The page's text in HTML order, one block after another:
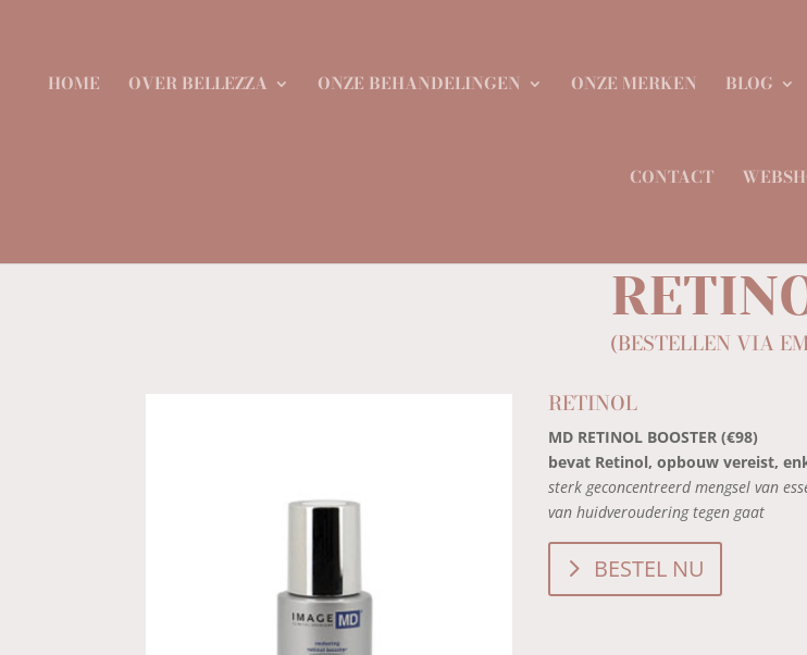
HOME OVER BELLEZZA ONZE BEHANDELINGEN ONZE MERKEN BLOG
CONTACT
(BESTELLEN VIA
RETINOL
MD RETINOL BOOSTER (€98)
bevat Retinol, opbouw vereist,
sterk geconcentreerd mengsel van
van huidveroudering tegen gaat
BESTEL NU